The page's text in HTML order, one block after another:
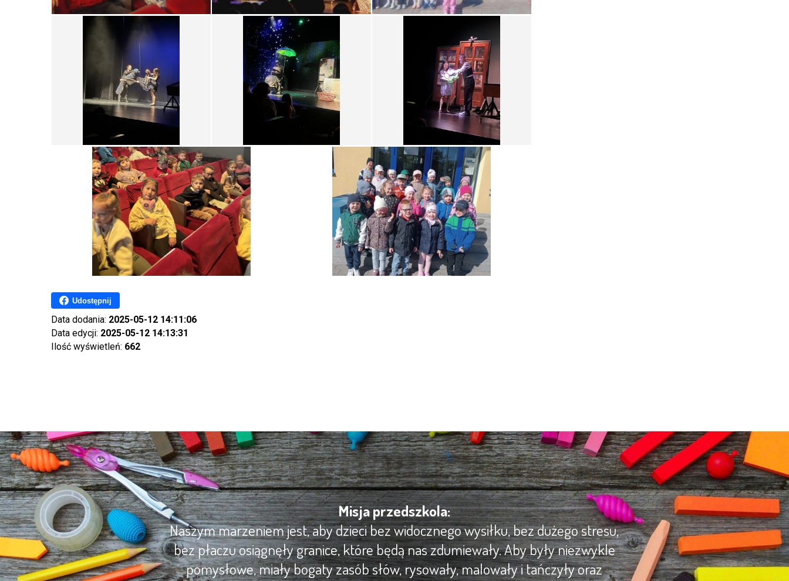
Udostępnij
Data dodania: 2025-05-12 14:11:06
Data edycji: 2025-05-12 14:13:31
Ilość wyświetleń: 662
Misja przedszkola:
Naszym marzeniem jest, aby dzieci bez widocznego wysiłku, bez dużego stresu,
bez płaczu osiągnęły granice, które będą nas zdumiewały. Aby były niezwykle
pomysłowe, miały bogaty zasób słów, rysowały, malowały i tańczyły oraz